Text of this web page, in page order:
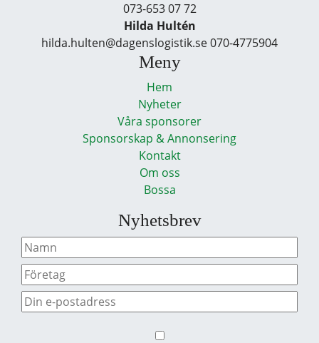
073-653 07 72
Hilda Hultén
hilda.hulten@dagenslogistik.se 070-4775904
Meny
Hem
Nyheter
Våra sponsorer
Sponsorskap & Annonsering
Kontakt
Om oss
Bossa
Nyhetsbrev